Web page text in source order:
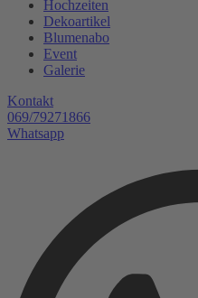
Hochzeiten
Dekoartikel
Blumenabo
Event
Galerie
Kontakt
069/79271866
Whatsapp